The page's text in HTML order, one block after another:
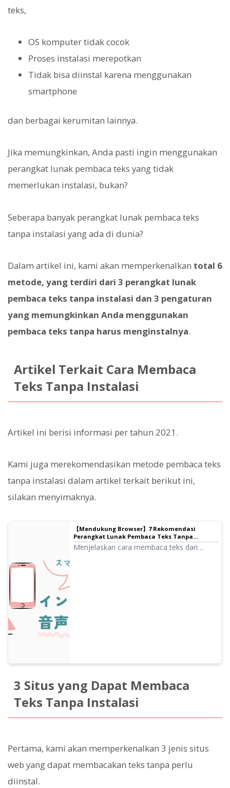
teks,
OS komputer tidak cocok
Proses instalasi merepotkan
Tidak bisa diinstal karena menggunakan
smartphone
dan berbagai kerumitan lainnya.
Jika memungkinkan, Anda pasti ingin menggunakan
perangkat lunak pembaca teks yang tidak
memerlukan instalasi, bukan?
Seberapa banyak perangkat lunak pembaca teks
tanpa instalasi yang ada di dunia?
Dalam artikel ini, kami akan memperkenalkan total 6
metode, yang terdiri dari 3 perangkat lunak
pembaca teks tanpa instalasi dan 3 pengaturan
yang memungkinkan Anda menggunakan
pembaca teks tanpa harus menginstalnya.
Artikel Terkait Cara Membaca
Teks Tanpa Instalasi
Artikel ini berisi informasi per tahun 2021.
Kami juga merekomendasikan metode pembaca teks
tanpa instalasi dalam artikel terkait berikut ini,
silakan menyimaknya.
【Mendukung Browser】7 Rekomendasi
Perangkat Lunak Pembaca Teks Tanpa
Instalasi: Cara Penggunaan & Layanan
Rekomendasi
Menjelaskan cara membaca teks dari
3 Situs yang Dapat Membaca
Teks Tanpa Instalasi
Pertama, kami akan memperkenalkan 3 jenis situs
web yang dapat membacakan teks tanpa perlu
diinstal.